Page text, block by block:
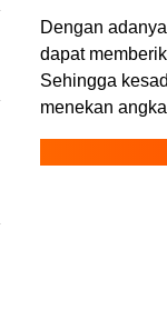
Dengan
dapat
Sehingga
menekan